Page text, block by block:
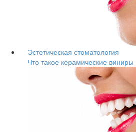
Эстетическая стоматология
Что такое керамические виниры